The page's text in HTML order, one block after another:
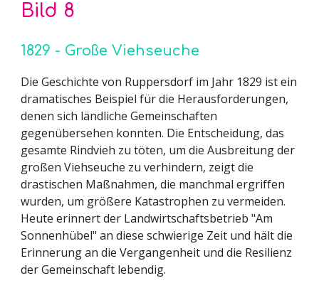
Bild 8
1829 - Große Viehseuche
Die Geschichte von Ruppersdorf im Jahr 1829 ist ein
dramatisches Beispiel für die Herausforderungen,
denen sich ländliche Gemeinschaften
gegenübersehen konnten. Die Entscheidung, das
gesamte Rindvieh zu töten, um die Ausbreitung der
großen Viehseuche zu verhindern, zeigt die
drastischen Maßnahmen, die manchmal ergriffen
wurden, um größere Katastrophen zu vermeiden.
Heute erinnert der Landwirtschaftsbetrieb "Am
Sonnenhübel" an diese schwierige Zeit und hält die
Erinnerung an die Vergangenheit und die Resilienz
der Gemeinschaft lebendig.